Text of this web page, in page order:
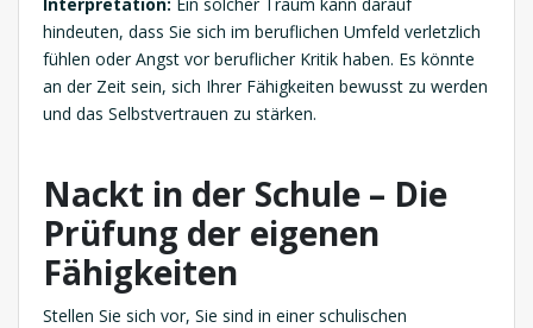
hindeuten, dass Sie sich im beruflichen Umfeld verletzlich
fühlen oder Angst vor beruflicher Kritik haben. Es könnte
an der Zeit sein, sich Ihrer Fähigkeiten bewusst zu werden
und das Selbstvertrauen zu stärken.
Nackt in der Schule – Die
Prüfung der eigenen
Fähigkeiten
Stellen Sie sich vor, Sie sind in einer schulischen